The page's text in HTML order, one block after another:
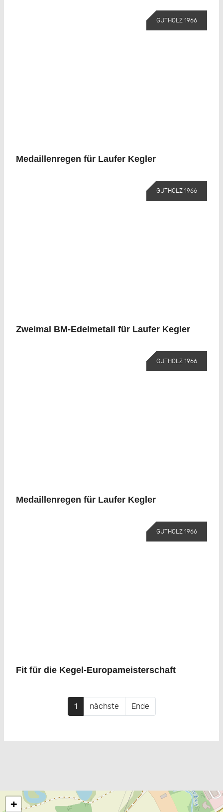
GUTHOLZ 1966
Medaillenregen für Laufer Kegler
GUTHOLZ 1966
Zweimal BM-Edelmetall für Laufer Kegler
GUTHOLZ 1966
Medaillenregen für Laufer Kegler
GUTHOLZ 1966
Fit für die Kegel-Europameisterschaft
1 nächste Ende
+